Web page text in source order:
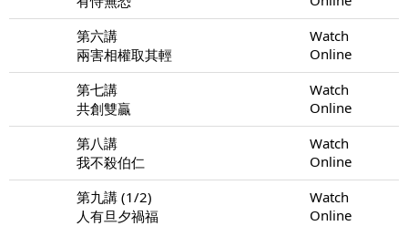
第六講
兩害相權取其輕
Watch
Online
第七講
共創雙贏
Watch
Online
第八講
我不殺伯仁
Watch
Online
第九講 (1/2)
人有旦夕禍福
Watch
Online